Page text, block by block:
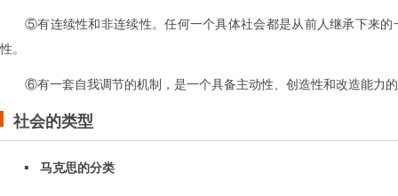
⑤有连续性和非连续性。任何一个具体社会都是从前人继承下来
性。
⑥有一套自我调节的机制，是一个具备主动性、创造性和改造能力
社会的类型
马克思的分类